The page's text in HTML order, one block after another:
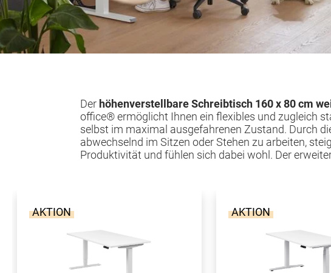
Der höhenverstellbare Schreibtisch 160 x 80 cm
office® ermöglicht Ihnen ein flexibles und zugleich
selbst im maximal ausgefahrenen Zustand. Durch
abwechselnd im Sitzen oder Stehen zu arbeiten,
Produktivität und fühlen sich dabei wohl. Der
Körpergröße und unterstützt eine
AKTION AKTION